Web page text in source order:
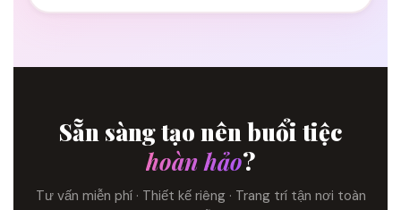
Sẵn sàng tạo nên buổi tiệc
hoàn hảo?
Tư vấn miễn phí · Thiết kế riêng · Trang trí tận nơi toàn